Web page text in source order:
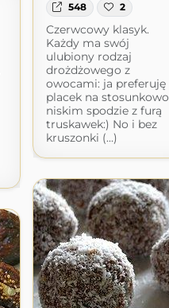
548 2
Czerwcowy klasyk.
Każdy ma swój
ulubiony rodzaj
drożdżowego z
owocami: ja preferuję
placek na stosunkowo
niskim spodzie z furą
truskawek:) No i bez
kruszonki (...)